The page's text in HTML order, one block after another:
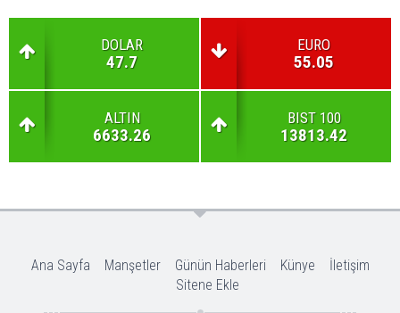
DOLAR
47.7
EURO
55.05
ALTIN
6633.26
BIST 100
13813.42
Ana Sayfa Manşetler Günün Haberleri Künye
İletişim
Sitene Ekle